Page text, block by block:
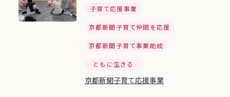
子育て応援事業
京都新聞子育て仲間を応援
京都新聞子育て事業助成
ともに生きる
京都新聞子育て応援事業